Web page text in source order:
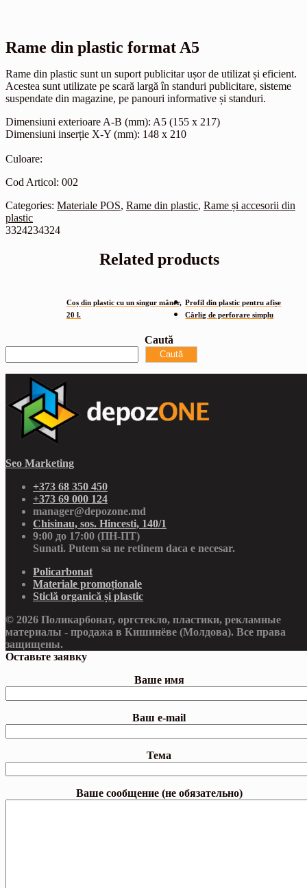
Rame din plastic format A5
Rame din plastic sunt un suport publicitar ușor de utilizat și eficient.
Acestea sunt utilizate pe scară largă în standuri publicitare, sisteme
suspendate din magazine, pe panouri informative și standuri.
Dimensiuni exterioare A-B (mm): A5 (155 x 217)
Dimensiuni inserție X-Y (mm): 148 x 210
Culoare:
Cod Articol: 002
Categories: Materiale POS, Rame din plastic, Rame și accesorii din
plastic
3324234324
Related products
Coș din plastic cu un singur mâner,
20 l.
Profil din plastic pentru afișe
Cârlig de perforare simplu
Caută
Caută
Seo Marketing
+373 68 350 450
+373 69 000 124
manager@depozone.md
Chisinau, sos. Hincesti, 140/1
9:00 до 17:00 (ПН-ПТ)
Sunati. Putem sa ne retinem daca e necesar.
Policarbonat
Materiale promoționale
Sticlă organică și plastic
© 2026 Поликарбонат, оргстекло, пластики, рекламные
материалы - продажа в Кишинёве (Молдова). Все права
защищены.
Оставьте заявку
Ваше имя
Ваш e-mail
Тема
Ваше сообщение (не обязательно)